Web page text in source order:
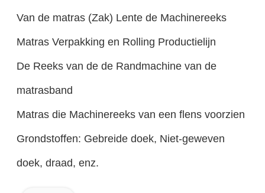
Van de matras (Zak) Lente de Machinereeks
Matras Verpakking en Rolling Productielijn
De Reeks van de de Randmachine van de
matrasband
Matras die Machinereeks van een flens voorzien
Grondstoffen: Gebreide doek, Niet-geweven
doek, draad, enz.